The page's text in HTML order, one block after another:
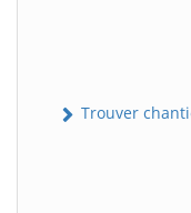
Trouver